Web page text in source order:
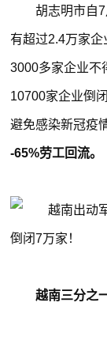
胡志明市自
有超过2.4万家
3000多家企业不
10700家企业倒
避免感染新冠疫
-65%劳工回流。
越南三分之